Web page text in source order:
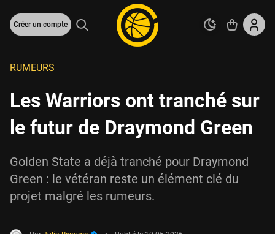
Créer un compte
RUMEURS
Les Warriors ont tranché sur
le futur de Draymond Green
Golden State a déjà tranché pour Draymond
Green : le vétéran reste un élément clé du
projet malgré les rumeurs.